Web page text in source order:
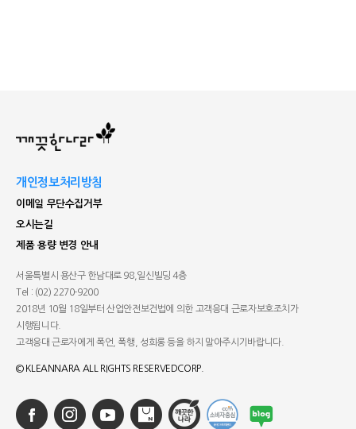
개인정보처리방침
이메일 무단수집거부
오시는길
제품 용량 변경 안내
서울특별시 용산구 한남대로 98, 일신빌딩 4층
Tel : (02) 2270-9200
2018년 10월 18일부터 산업안전보건법에 의한 고객응대 근로자보호조치가
시행됩니다.
고객응대 근로자에게 폭언, 폭행, 성희롱 등을 하지 말아주시기 바랍니다.
© KLEANNARA ALL RIGHTS RESERVEDCORP.